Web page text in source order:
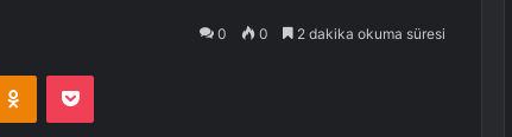
0 0 2 dakika okuma süresi
Odnoklassniki
Pocket